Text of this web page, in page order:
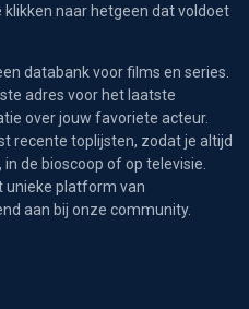
klikken naar hetgeen dat voldoet
databank voor films en series.
adres voor het laatste
over jouw favoriete acteur.
recente toplijsten, zodat je altijd
de bioscoop of op televisie.
unieke platform van
aan bij onze community.